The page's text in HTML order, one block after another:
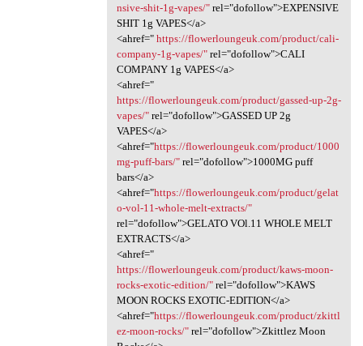
nsive-shit-1g-vapes/"rel="dofollow">EXPENSIVE
SHIT 1g VAPES</a>
<ahref=" https://flowerloungeuk.com/product/cali-
company-1g-vapes/"rel="dofollow">CALI
COMPANY 1g VAPES</a>
<ahref="
https://flowerloungeuk.com/product/gassed-up-2g-
vapes/"rel="dofollow">GASSED UP 2g
VAPES</a>
<ahref="https://flowerloungeuk.com/product/1000
mg-puff-bars/"rel="dofollow">1000MG puff
bars</a>
<ahref="https://flowerloungeuk.com/product/gelat
o-vol-11-whole-melt-extracts/"
rel="dofollow">GELATO VOl.11 WHOLE MELT
EXTRACTS</a>
<ahref="
https://flowerloungeuk.com/product/kaws-moon-
rocks-exotic-edition/"rel="dofollow">KAWS
MOON ROCKS EXOTIC-EDITION</a>
<ahref="https://flowerloungeuk.com/product/zkittl
ez-moon-rocks/"rel="dofollow">Zkittlez Moon